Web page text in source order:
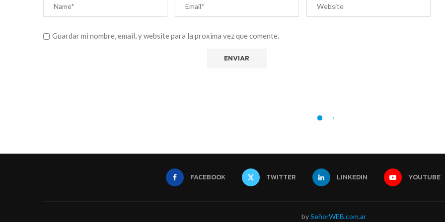
Guardar mi nombre, email, y website para la proxima vez que comente.
FACEBOOK TWITTER LINKEDIN YOUTUBE
bySeñorWEB.com.ar